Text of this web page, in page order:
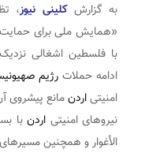
به گزارشکلینی نیوز،
«همایش ملی برای
با فلسطین اشغالی
ادامه حملات رژیم
امنیتیاردنمانع پیشروی
نیروهای امنیتی اردنبا
الأغوار و همچنین